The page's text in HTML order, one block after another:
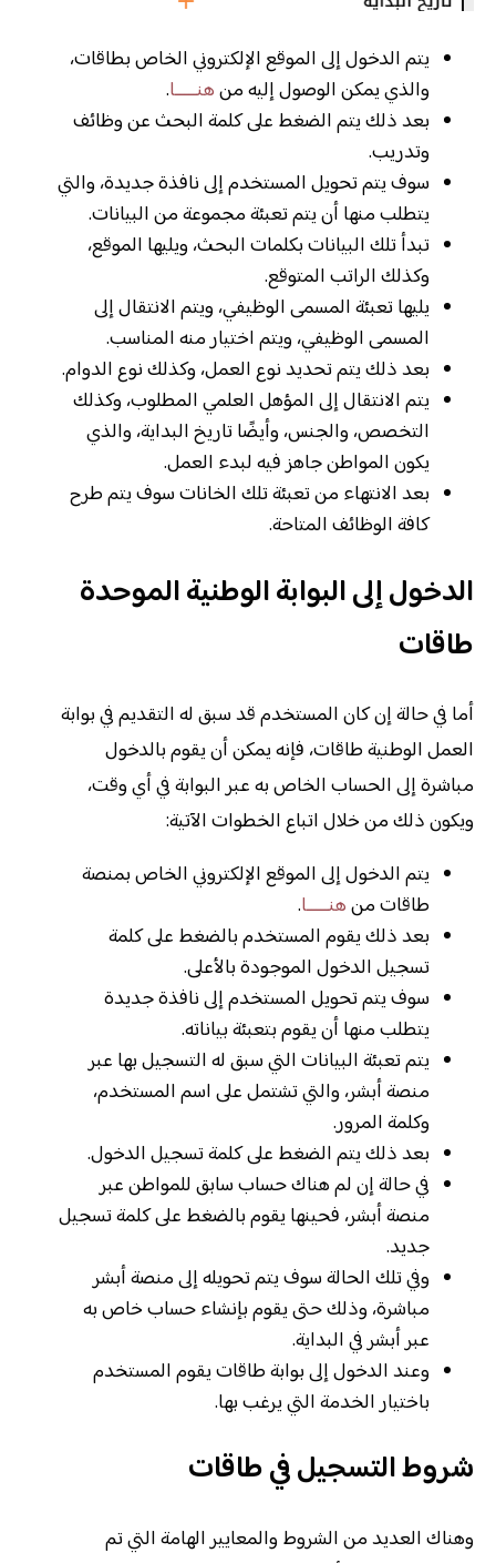
يتم الدخول إلى الموقع الإلكتروني الخاص بطاقات،
والذي يمكن الوصول إليه منهنـــــا.
بعد ذلك يتم الضغط على كلمة البحث عن وظائف
وتدريب.
سوف يتم تحويل المستخدم إلى نافذة جديدة، والتي
يتطلب منها أن يتم تعبئة مجموعة من البيانات.
تبدأ تلك البيانات بكلمات البحث، ويليها الموقع،
وكذلك الراتب المتوقع.
يليها تعبئة المسمى الوظيفي، ويتم الانتقال إلى
المسمى الوظيفي، ويتم اختيار منه المناسب.
بعد ذلك يتم تحديد نوع العمل، وكذلك نوع الدوام.
يتم الانتقال إلى المؤهل العلمي المطلوب، وكذلك
التخصص، والجنس، وأيضًا تاريخ البداية، والذي
يكون المواطن جاهز فيه لبدء العمل.
بعد الانتهاء من تعبئة تلك الخانات سوف يتم طرح
كافة الوظائف المتاحة.
الدخول إلى البوابة الوطنية الموحدة
طاقات
أما في حالة إن كان المستخدم قد سبق له التقديم في بوابة
العمل الوطنية طاقات، فإنه يمكن أن يقوم بالدخول
مباشرة إلى الحساب الخاص به عبر البوابة في أي وقت،
ويكون ذلك من خلال اتباع الخطوات الآتية:
يتم الدخول إلى الموقع الإلكتروني الخاص بمنصة
طاقات منهنـــــا.
بعد ذلك يقوم المستخدم بالضغط على كلمة
تسجيل الدخول الموجودة بالأعلى.
سوف يتم تحويل المستخدم إلى نافذة جديدة
يتطلب منها أن يقوم بتعبئة بياناته.
يتم تعبئة البيانات التي سبق له التسجيل بها عبر
منصة أبشر، والتي تشتمل على اسم المستخدم،
وكلمة المرور.
بعد ذلك يتم الضغط على كلمة تسجيل الدخول.
في حالة إن لم هناك حساب سابق للمواطن عبر
منصة أبشر، فحينها يقوم بالضغط على كلمة تسجيل
جديد.
وفي تلك الحالة سوف يتم تحويله إلى منصة أبشر
مباشرة، وذلك حتى يقوم بإنشاء حساب خاص به
عبر أبشر في البداية.
وعند الدخول إلى بوابة طاقات يقوم المستخدم
باختيار الخدمة التي يرغب بها.
شروط التسجيل في طاقات
وهناك العديد من الشروط والمعايير الهامة التي تم